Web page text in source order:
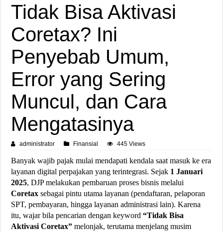
Tidak Bisa Aktivasi
Coretax? Ini
Penyebab Umum,
Error yang Sering
Muncul, dan Cara
Mengatasinya
administrator Finansial 445 Views
Banyak wajib pajak mulai mendapati kendala saat masuk ke era
layanan digital perpajakan yang terintegrasi. Sejak 1 Januari
2025, DJP melakukan pembaruan proses bisnis melalui
Coretax sebagai pintu utama layanan (pendaftaran, pelaporan
SPT, pembayaran, hingga layanan administrasi lain). Karena
itu, wajar bila pencarian dengan keyword“Tidak Bisa
Aktivasi Coretax” melonjak, terutama menjelang musim